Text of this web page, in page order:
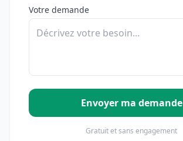
Votre demande
Envoyer ma demande
Gratuit et sans engagement